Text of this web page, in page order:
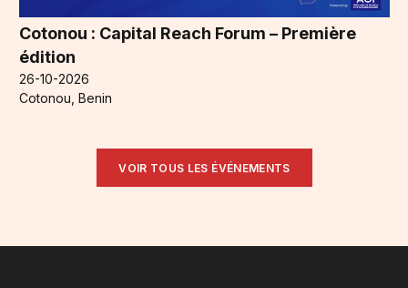
Cotonou : Capital Reach Forum – Première
édition
26-10-2026
Cotonou, Benin
VOIR TOUS LES ÉVÉNEMENTS